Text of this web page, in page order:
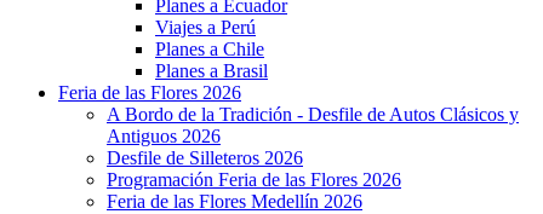
Planes a Ecuador
Viajes a Perú
Planes a Chile
Planes a Brasil
Feria de las Flores 2026
A Bordo de la Tradición - Desfile de Autos Clásicos y
Antiguos 2026
Desfile de Silleteros 2026
Programación Feria de las Flores 2026
Feria de las Flores Medellín 2026